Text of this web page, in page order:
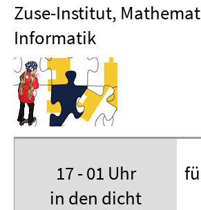
Zuse-Institut,
Informatik
17 - 01 Uhr
in den dicht